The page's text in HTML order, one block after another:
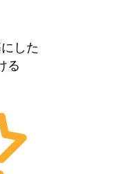
した
る